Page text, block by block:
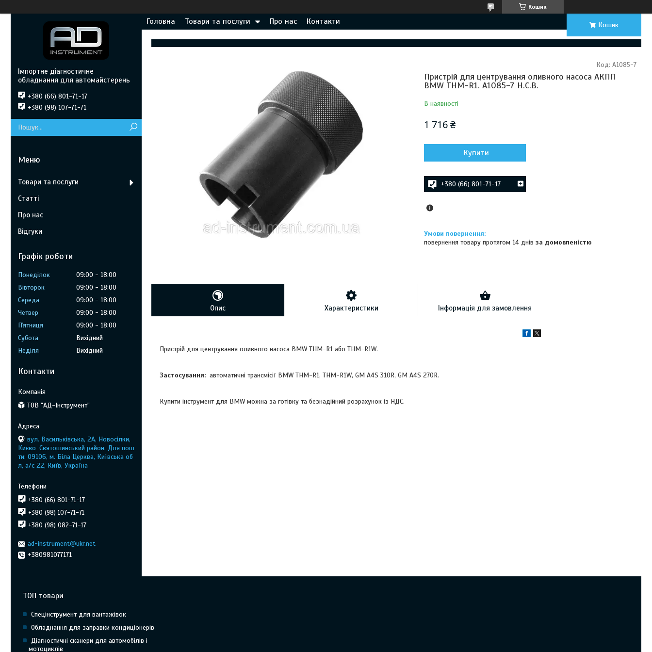
Кошик
Головна Товари та послуги Про нас Контакти Кошик
Пристрій для центрування оливного насоса АКПП
BMW THM-R1. A1085-7 H.C.B.
В наявності
Код: A1085-7
1 716 ₴
Купити
+380 (66) 801-71-17
повернення товару протягом 14 днівза домовленістю
Опис Характеристики Інформація для замовлення
Пристрій для центрування оливного насоса BMW THM-R1 або THM-R1W.
Застосування: автоматичні трансмісії BMW THM-R1, THM-R1W, GM A4S 310R, GM A4S 270R.
Купити інструмент для BMW можна за готівку та безнадійний розрахунок із НДС.
Імпортне діагностичне
обладнання для автомайстерень
+380 (66) 801-71-17
+380 (98) 107-71-71
Товари та послуги
Статті
Про нас
Відгуки
Графік роботи
Понеділок 09:00
18:00
Вівторок
09:00
18:00
Середа
09:00
18:00
Четвер
09:00
18:00
Пʼятниця
09:00
18:00
Субота
Вихідний
Неділя
Вихідний
Контакти
ТОВ "АД-Інструмент"
вул. Васильківська, 2А, Новосілки,
Києво-Святошинський район. Для пош
ти: 09106, м. Біла Церква, Київська об
л, а/с 22, Київ, Україна
+380 (66) 801-71-17
+380 (98) 107-71-71
+380 (98) 082-71-17
ad-instrument@ukr.net
+380981077171
ТОП товари
Спецінструмент для вантажівок
Обладнання для заправки кондиціонерів
Діагностичні сканери для автомобілів і
мотоциклів